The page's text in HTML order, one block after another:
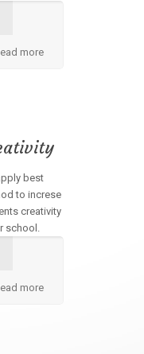
more
best
to increse
creativity
school.
more